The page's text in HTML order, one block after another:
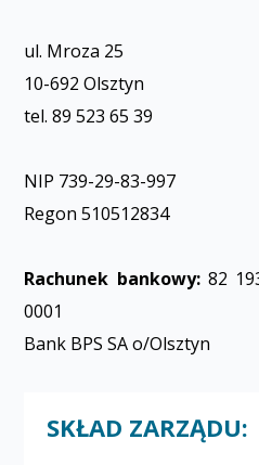
ul. Mroza 25
10-692 Olsztyn
tel. 89 523 65 39
NIP 739-29-83-997
Regon 510512834
Rachunek bankowy:82
0001
Bank BPS SA o/Olsztyn
SKŁAD ZARZĄDU: